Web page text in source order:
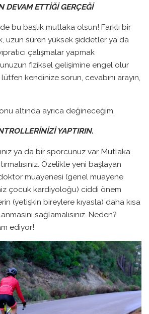
DEVAM ETTİĞİ GERÇEĞİ
bu başlık mutlaka olsun! Farklı bir
uzun süren yüksek şiddetler ya da
çalışmalar yapmak
fiziksel gelişimine engel olur
kendinize sorun, cevabını arayın,
altında ayrıca değineceğim.
YAPTIRIN.
ya da bir sporcunuz var. Mutlaka
Özelikle yeni başlayan
muayenesi (genel muayene
çocuk kardiyoloğu) ciddi önem
(yetişkin bireylere kıyasla) daha kısa
sağlamalısınız. Neden?
ediyor!